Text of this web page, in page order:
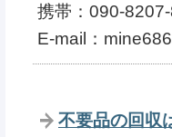
携帯：090-
E-mail：
不要品の回収